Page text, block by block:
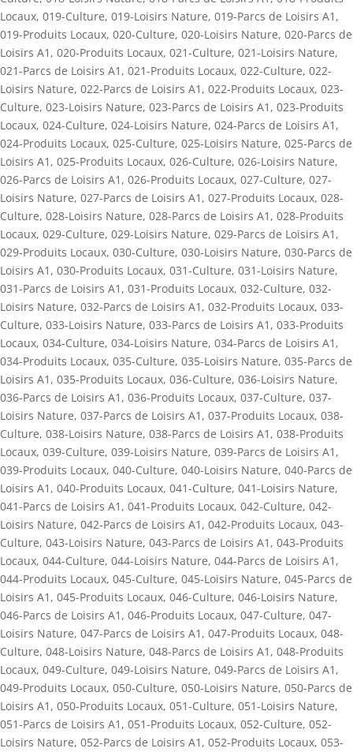
Locaux, 019-Culture, 019-Loisirs Nature, 019-Parcs de Loisirs A1 ,
019-Produits Locaux, 020-Culture, 020-Loisirs Nature, 020-Parcs de
Loisirs A1 , 020-Produits Locaux, 021-Culture, 021-Loisirs Nature,
021-Parcs de Loisirs A1 , 021-Produits Locaux, 022-Culture, 022-
Loisirs Nature, 022-Parcs de Loisirs A1 , 022-Produits Locaux, 023-
Culture, 023-Loisirs Nature, 023-Parcs de Loisirs A1 , 023-Produits
Locaux, 024-Culture, 024-Loisirs Nature, 024-Parcs de Loisirs A1 ,
024-Produits Locaux, 025-Culture, 025-Loisirs Nature, 025-Parcs de
Loisirs A1 , 025-Produits Locaux, 026-Culture, 026-Loisirs Nature,
026-Parcs de Loisirs A1 , 026-Produits Locaux, 027-Culture, 027-
Loisirs Nature, 027-Parcs de Loisirs A1 , 027-Produits Locaux, 028-
Culture, 028-Loisirs Nature, 028-Parcs de Loisirs A1 , 028-Produits
Locaux, 029-Culture, 029-Loisirs Nature, 029-Parcs de Loisirs A1 ,
029-Produits Locaux, 030-Culture, 030-Loisirs Nature, 030-Parcs de
Loisirs A1 , 030-Produits Locaux, 031-Culture, 031-Loisirs Nature,
031-Parcs de Loisirs A1 , 031-Produits Locaux, 032-Culture, 032-
Loisirs Nature, 032-Parcs de Loisirs A1 , 032-Produits Locaux, 033-
Culture, 033-Loisirs Nature, 033-Parcs de Loisirs A1 , 033-Produits
Locaux, 034-Culture, 034-Loisirs Nature, 034-Parcs de Loisirs A1 ,
034-Produits Locaux, 035-Culture, 035-Loisirs Nature, 035-Parcs de
Loisirs A1 , 035-Produits Locaux, 036-Culture, 036-Loisirs Nature,
036-Parcs de Loisirs A1 , 036-Produits Locaux, 037-Culture, 037-
Loisirs Nature, 037-Parcs de Loisirs A1 , 037-Produits Locaux, 038-
Culture, 038-Loisirs Nature, 038-Parcs de Loisirs A1 , 038-Produits
Locaux, 039-Culture, 039-Loisirs Nature, 039-Parcs de Loisirs A1 ,
039-Produits Locaux, 040-Culture, 040-Loisirs Nature, 040-Parcs de
Loisirs A1 , 040-Produits Locaux, 041-Culture, 041-Loisirs Nature,
041-Parcs de Loisirs A1 , 041-Produits Locaux, 042-Culture, 042-
Loisirs Nature, 042-Parcs de Loisirs A1 , 042-Produits Locaux, 043-
Culture, 043-Loisirs Nature, 043-Parcs de Loisirs A1 , 043-Produits
Locaux, 044-Culture, 044-Loisirs Nature, 044-Parcs de Loisirs A1 ,
044-Produits Locaux, 045-Culture, 045-Loisirs Nature, 045-Parcs de
Loisirs A1 , 045-Produits Locaux, 046-Culture, 046-Loisirs Nature,
046-Parcs de Loisirs A1 , 046-Produits Locaux, 047-Culture, 047-
Loisirs Nature, 047-Parcs de Loisirs A1 , 047-Produits Locaux, 048-
Culture, 048-Loisirs Nature, 048-Parcs de Loisirs A1 , 048-Produits
Locaux, 049-Culture, 049-Loisirs Nature, 049-Parcs de Loisirs A1 ,
049-Produits Locaux, 050-Culture, 050-Loisirs Nature, 050-Parcs de
Loisirs A1 , 050-Produits Locaux, 051-Culture, 051-Loisirs Nature,
051-Parcs de Loisirs A1 , 051-Produits Locaux, 052-Culture, 052-
Loisirs Nature, 052-Parcs de Loisirs A1 , 052-Produits Locaux, 053-